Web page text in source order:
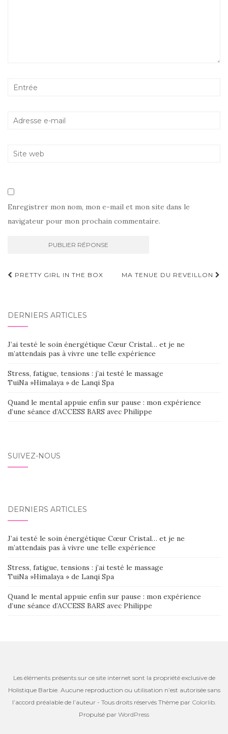
Enregistrer mon nom, mon e-mail et mon site dans le
navigateur pour mon prochain commentaire.
Navigation
PRETTY GIRL IN THE BOX MA TENUE DU REVEILLON
DERNIERS ARTICLES
J’ai testé le soin énergétique Cœur Cristal… et je ne
m’attendais pas à vivre une telle expérience
Stress, fatigue, tensions : j’ai testé le massage
TuiNa »Himalaya » de Lanqi Spa
Quand le mental appuie enfin sur pause : mon expérience
d’une séance d’ACCESS BARS avec Philippe
SUIVEZ-NOUS
DERNIERS ARTICLES
J’ai testé le soin énergétique Cœur Cristal… et je ne
m’attendais pas à vivre une telle expérience
Stress, fatigue, tensions : j’ai testé le massage
TuiNa »Himalaya » de Lanqi Spa
Quand le mental appuie enfin sur pause : mon expérience
d’une séance d’ACCESS BARS avec Philippe
Les éléments présents sur ce site internet sont la propriété exclusive de
Holistique Barbie. Aucune reproduction ou utilisation n’est autorisée sans
l’accord préalable de l’auteur - Tous droits réservés Thème par Colorlib.
Propulsé par WordPress